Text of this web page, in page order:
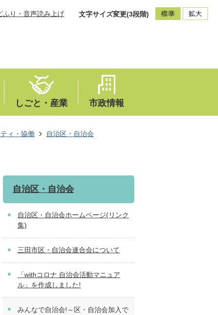
ふり・音声読み上げ 文字サイズ変更(3段階)
しごと・産業 市政情報
ィ・協働
自治区・自治会
自治区・自治会
自治区・自治会ホームページ(リンク
集)
三田市区・自治会連合会について
「withコロナ 自治会活動マニュア
ル」を作成しました!
みんなで自治会!～区・自治会加入で